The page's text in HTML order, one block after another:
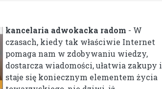
kancelaria adwokacka radom - W
czasach, kiedy tak właściwie Internet
pomaga nam w zdobywaniu wiedzy,
dostarcza wiadomości, ułatwia zakupy i
staje się koniecznym elementem życia